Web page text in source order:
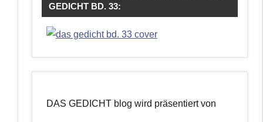
GEDICHT BD. 33:
DAS GEDICHT blog wird präsentiert von